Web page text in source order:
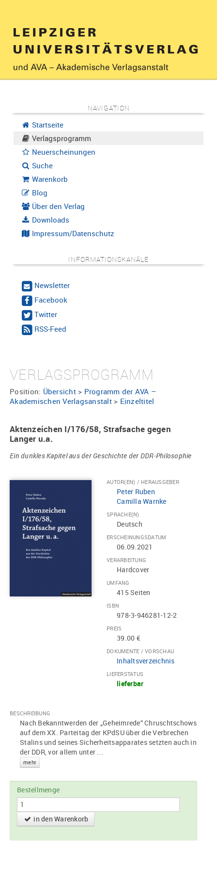
NAVIGATION
Startseite
Verlagsprogramm
Neuerscheinungen
Suche
Warenkorb
Blog
Über den Verlag
Downloads
Impressum/Datenschutz
INFORMATIONSKANÄLE
Newsletter
Facebook
Twitter
RSS-Feed
VERLAGSPROGRAMM
Position: Übersicht> Programm der AVA –
Akademischen Verlagsanstalt> Einzeltitel
Aktenzeichen I/176/58, Strafsache gegen
Langer u.a.
Ein dunkles Kapitel aus der Geschichte der DDR-Philosophie
AUTOR(EN) / HERAUSGEBER
Peter Ruben
Camilla Warnke
SPRACHE(N)
Deutsch
ERSCHEINUNGSDATUM
06.09.2021
VERARBEITUNG
Hardcover
UMFANG
415 Seiten
ISBN
978-3-946281-12-2
PREIS
39.00 €
DOKUMENTE / VORSCHAU
Inhaltsverzeichnis
LIEFERSTATUS
lieferbar
BESCHREIBUNG
Nach Bekanntwerden der „Geheimrede“ Chruschtschows
auf dem XX. Parteitag der KPdSU über die Verbrechen
Stalins und seines Sicherheitsapparates setzten auch in
der DDR, vor allem unter ...
mehr
Bestellmenge
in den Warenkorb